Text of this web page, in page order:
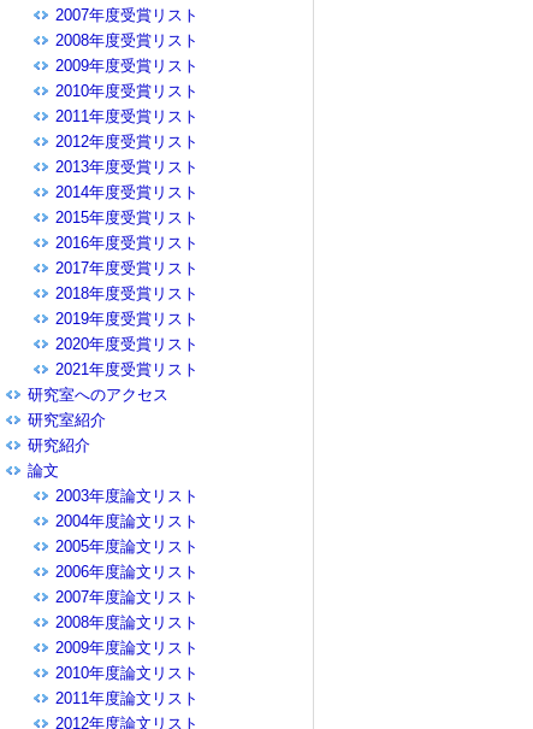
2007年度受賞リスト
2008年度受賞リスト
2009年度受賞リスト
2010年度受賞リスト
2011年度受賞リスト
2012年度受賞リスト
2013年度受賞リスト
2014年度受賞リスト
2015年度受賞リスト
2016年度受賞リスト
2017年度受賞リスト
2018年度受賞リスト
2019年度受賞リスト
2020年度受賞リスト
2021年度受賞リスト
研究室へのアクセス
研究室紹介
研究紹介
論文
2003年度論文リスト
2004年度論文リスト
2005年度論文リスト
2006年度論文リスト
2007年度論文リスト
2008年度論文リスト
2009年度論文リスト
2010年度論文リスト
2011年度論文リスト
2012年度論文リスト